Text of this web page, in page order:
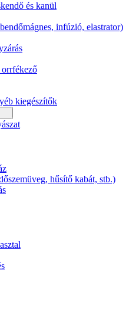
és kanül
infúzió, elastrator)
kiegészítők
hűsítő kabát, stb.)